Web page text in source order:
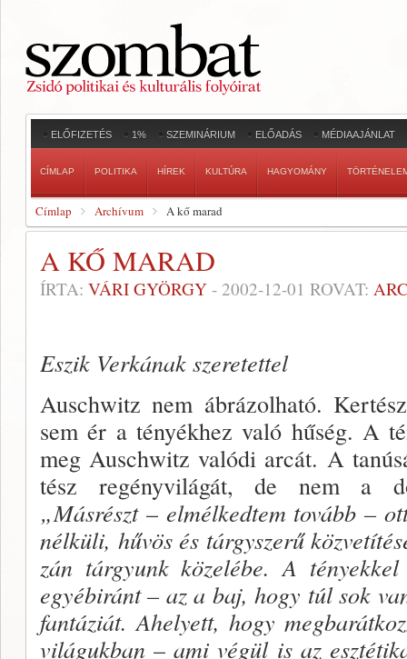
ELŐFIZETÉS 1% SZEMINÁRIUM ELŐADÁS MÉDIAAJÁNLAT
CÍMLAP POLITIKA HÍREK KULTÚRA HAGYOMÁNY
Címlap Archívum A kő marad
A KŐ MARAD
ÍRTA: VÁRI GYÖRGY - 2002-12-01 ROVAT:
Eszik Verkának szeretettel
Auschwitz nem ábrázolható.
sem ér a té­nyékhez való hűség. A
meg Auschwitz valódi ar­cát. A
tész regényvilágát, de nem a
„Másrészt– elmél­kedtem tovább –
nélküli, hűvös és tárgyszerű
zán tárgyunk közelébe. A
egyébiránt – az a baj, hogy túl sok
fantáziát. Ahelyett, hogy
világukban –ami végül is az